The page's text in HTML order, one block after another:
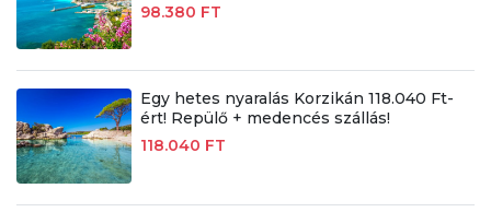
98.380 FT
Egy hetes nyaralás Korzikán 118.040 Ft-
ért! Repülő + medencés szállás!
118.040 FT